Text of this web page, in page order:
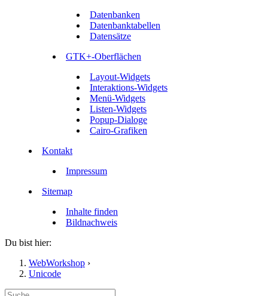
Datenbanken
Datenbanktabellen
Datensätze
GTK+-Oberflächen
Layout-Widgets
Interaktions-Widgets
Menü-Widgets
Listen-Widgets
Popup-Dialoge
Cairo-Grafiken
Kontakt
Impressum
Sitemap
Inhalte finden
Bildnachweis
Du bist hier:
WebWorkshop ›
Unicode